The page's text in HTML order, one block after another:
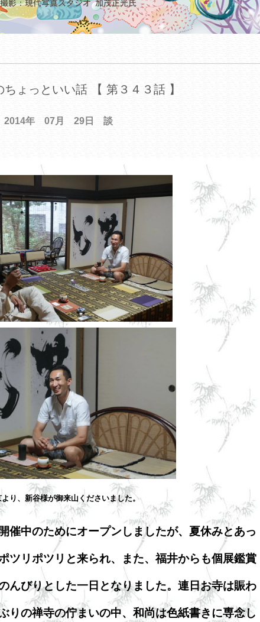
ょっといい話 【 第３４３話 】
2014年 07月 29日 談
り、新谷様が御来山くださいました。
催中のためにオープンしましたが、夏休みとあっ
ツリポツリと来られ、また、福井からも個展鑑賞
んびりとした一日となりました。連日お寺は賑わ
りの禅寺の佇まいの中、和尚は色紙書きに専念し